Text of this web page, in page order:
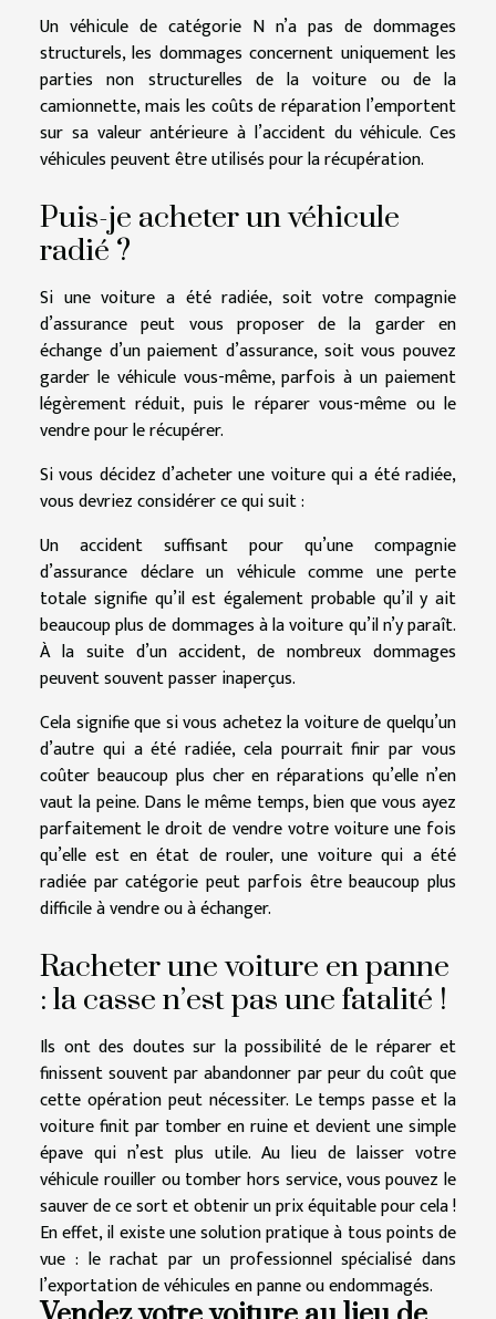
Un véhicule de catégorie N n’a pas de dommages
structurels, les dommages concernent uniquement les
parties non structurelles de la voiture ou de la
camionnette, mais les coûts de réparation l’emportent
sur sa valeur antérieure à l’accident du véhicule. Ces
véhicules peuvent être utilisés pour la récupération.
Puis-je acheter un véhicule
radié ?
Si une voiture a été radiée, soit votre compagnie
d’assurance peut vous proposer de la garder en
échange d’un paiement d’assurance, soit vous pouvez
garder le véhicule vous-même, parfois à un paiement
légèrement réduit, puis le réparer vous-même ou le
vendre pour le récupérer.
Si vous décidez d’acheter une voiture qui a été radiée,
vous devriez considérer ce qui suit :
Un accident suffisant pour qu’une compagnie
d’assurance déclare un véhicule comme une perte
totale signifie qu’il est également probable qu’il y ait
beaucoup plus de dommages à la voiture qu’il n’y paraît.
À la suite d’un accident, de nombreux dommages
peuvent souvent passer inaperçus.
Cela signifie que si vous achetez la voiture de quelqu’un
d’autre qui a été radiée, cela pourrait finir par vous
coûter beaucoup plus cher en réparations qu’elle n’en
vaut la peine. Dans le même temps, bien que vous ayez
parfaitement le droit de vendre votre voiture une fois
qu’elle est en état de rouler, une voiture qui a été
radiée par catégorie peut parfois être beaucoup plus
difficile à vendre ou à échanger.
Racheter une voiture en panne
: la casse n’est pas une fatalité !
Ils ont des doutes sur la possibilité de le réparer et
finissent souvent par abandonner par peur du coût que
cette opération peut nécessiter. Le temps passe et la
voiture finit par tomber en ruine et devient une simple
épave qui n’est plus utile. Au lieu de laisser votre
véhicule rouiller ou tomber hors service, vous pouvez le
sauver de ce sort et obtenir un prix équitable pour cela !
En effet, il existe une solution pratique à tous points de
vue : le rachat par un professionnel spécialisé dans
l’exportation de véhicules en panne ou endommagés.